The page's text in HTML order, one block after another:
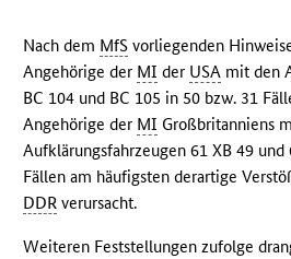
Nach dem MfS vorliegenden
Angehörige der MI der USA mit den
BC 104 und BC 105 in 50 bzw. 31
Angehörige der MI Großbritanniens
Aufklärungsfahrzeugen 61 XB 49
Fällen am häufigsten derartige
DDR verursacht.
Weiteren Feststellungen zufolge